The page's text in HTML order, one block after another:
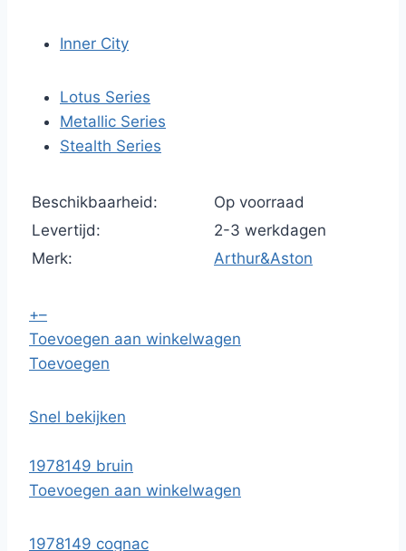
Inner City
Lotus Series
Metallic Series
Stealth Series
Beschikbaarheid:
Op voorraad
Levertijd:
2-3 werkdagen
Merk:
Arthur&Aston
+–
Toevoegen aan winkelwagen
Toevoegen
Snel bekijken
1978149 bruin
Toevoegen aan winkelwagen
1978149 cognac